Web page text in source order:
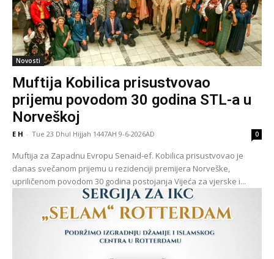
Novosti
Muftija Kobilica prisustvovao
prijemu povodom 30 godina STL-a u
Norveškoj
E H - Tue 23 Dhul Hijjah 1447AH 9-6-2026AD 0
Muftija za Zapadnu Evropu Senaid-ef. Kobilica prisustvovao je
danas svečanom prijemu u rezidenciji premijera Norveške,
upriličenom povodom 30 godina postojanja Vijeća za vjerske i...